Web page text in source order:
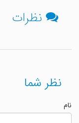
نظرات
نظر شما